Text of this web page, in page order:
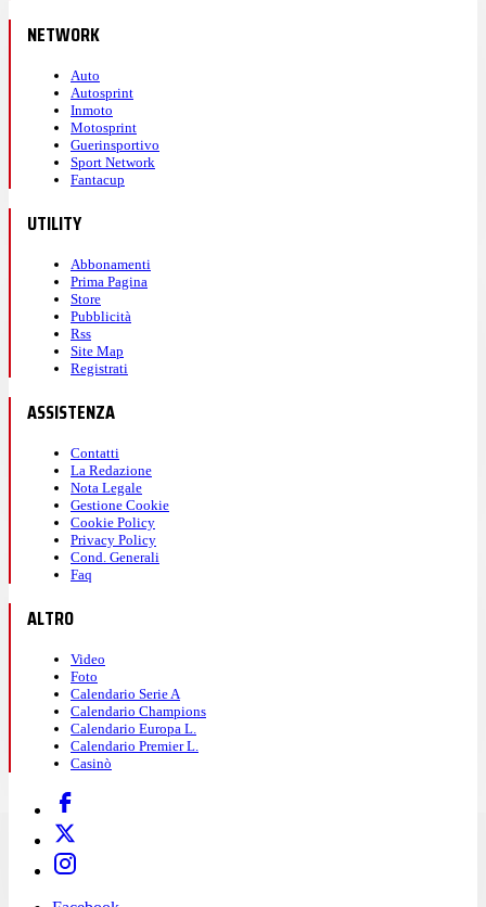
NETWORK
Auto
Autosprint
Inmoto
Motosprint
Guerinsportivo
Sport Network
Fantacup
UTILITY
Abbonamenti
Prima Pagina
Store
Pubblicità
Rss
Site Map
Registrati
ASSISTENZA
Contatti
La Redazione
Nota Legale
Gestione Cookie
Cookie Policy
Privacy Policy
Cond. Generali
Faq
ALTRO
Video
Foto
Calendario Serie A
Calendario Champions
Calendario Europa L.
Calendario Premier L.
Casinò